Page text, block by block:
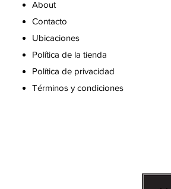
About
Contacto
Ubicaciones
Política de la tienda
Política de privacidad
Términos y condiciones